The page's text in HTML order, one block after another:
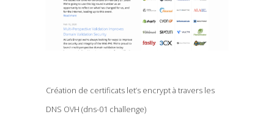
Création de certificats let’s encrypt à travers les
DNS OVH (dns-01 challenge)